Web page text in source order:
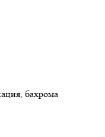
бахрома